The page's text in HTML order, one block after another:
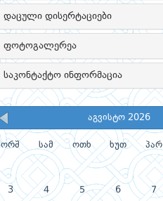
დაცული დისერტაციები
ფოტოგალერეა
საკონტაქტო ინფორმაცია
აგვისტო 2026
ორშ სამ ოთხ ხუთ პარ
3 4 5 6 7